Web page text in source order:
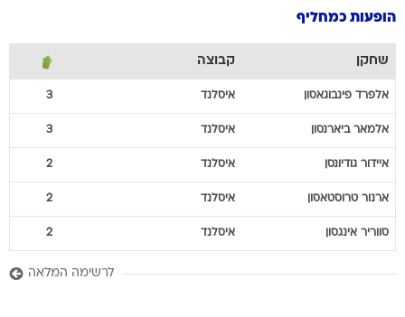
הופעות כמחליף
שחקן קבוצה
אלפרד פינבוגאסון איסלנד 3
אלמאר ביארנסון איסלנד 3
איידור גודיונסן איסלנד 2
ארנור טרוסטאסון איסלנד 2
סווריר אינגסון איסלנד 2
לרשימה המלאה